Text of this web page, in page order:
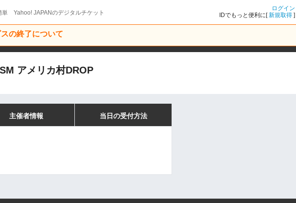
単 Yahoo! JAPANのデジタルチケット
ログイン
IDでもっと便利に[新規取得 ]
の終了について
アメリカ村DROP
主催者情報 当日の受付方法